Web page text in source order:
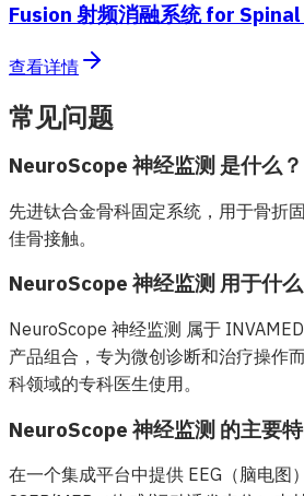
Fusion 射频消融系统 for
查看详情
常见问题
NeuroScope 神经监测 是什么？
先进钛合金骨科固定系统，用于骨折
佳骨接触。
NeuroScope 神经监测 用于什么
NeuroScope 神经监测 属于
产品组合，专为微创诊断和治疗操作
科领域的专科医生使用。
NeuroScope 神经监测 的主要
在一个集成平台中提供 EEG（脑电图